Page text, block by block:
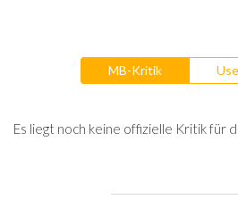
MB-Kritik
Es liegt noch keine offizielle Kritik für